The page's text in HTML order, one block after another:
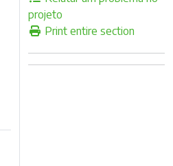
projeto
Print entire section